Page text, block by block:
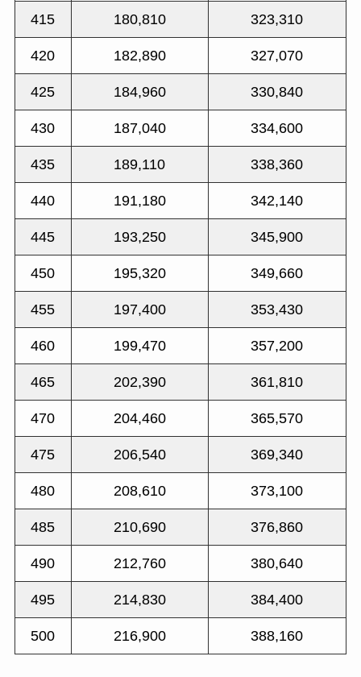
415 180,810 323,310
420 182,890 327,070
425 184,960 330,840
430 187,040 334,600
435 189,110 338,360
440 191,180 342,140
445 193,250 345,900
450 195,320 349,660
455 197,400 353,430
460 199,470 357,200
465 202,390 361,810
470 204,460 365,570
475 206,540 369,340
480 208,610 373,100
485 210,690 376,860
490 212,760 380,640
495 214,830 384,400
500 216,900 388,160